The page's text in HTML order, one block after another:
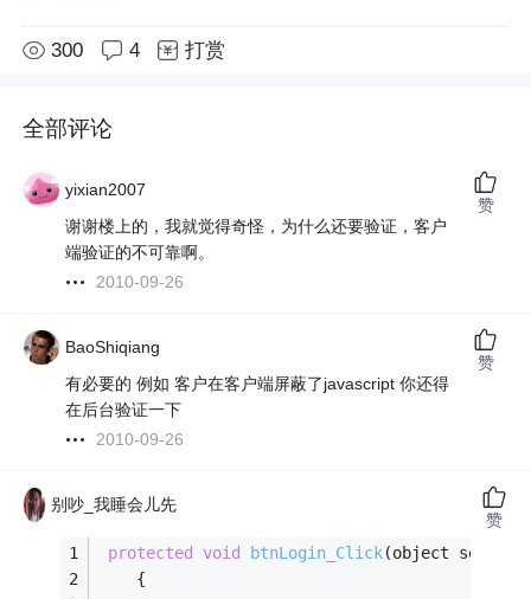
300 4 打赏
全部评论
yixian2007
谢谢楼上的，我就觉得奇怪，为什么还要验证，客户
端验证的不可靠啊。
2010-09-26
赞
BaoShiqiang
有必要的 例如 客户在客户端屏蔽了javascript 你还得
在后台验证一下
2010-09-26
赞
别吵_我睡会儿先
protected void btnLogin_Click(object sender,
    {
赞